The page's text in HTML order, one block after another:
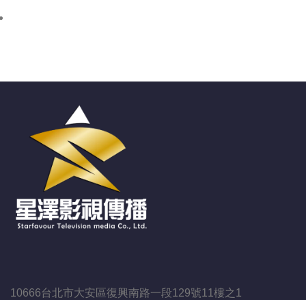
10666台北市大安區復興南路一段129號11樓之1